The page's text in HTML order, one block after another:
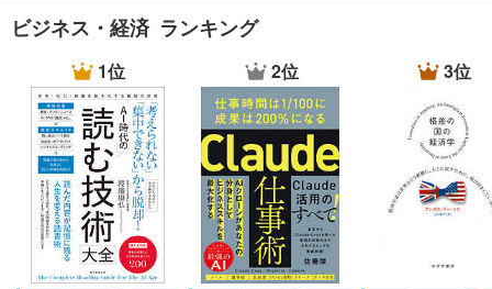
ビジネス・経済 ランキング
1位 2位 3位